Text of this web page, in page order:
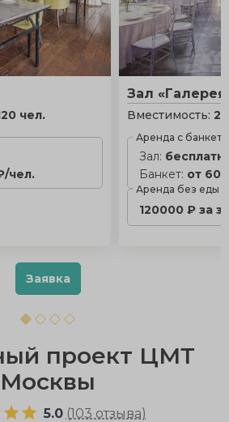
чел.
чел.
Зал
Вместимость:
Аренда с
Зал:
Банкет: от
Аренда без еды
120000 ₽ за
Заявка
проект ЦМТ
Москвы
5.0 (103 отзыва)